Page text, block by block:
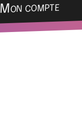
Mon compte